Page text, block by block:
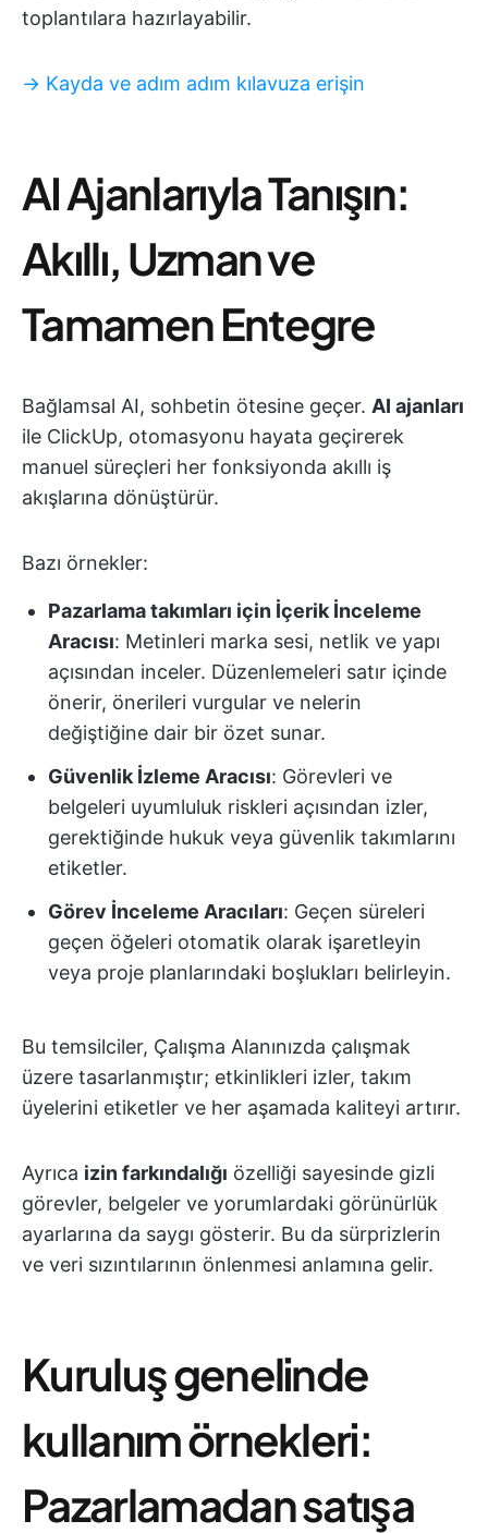
toplantılara hazırlayabilir.
→ Kayda ve adım adım kılavuza erişin
AI Ajanlarıyla Tanışın:
Akıllı, Uzman ve
Tamamen Entegre
Bağlamsal AI, sohbetin ötesine geçer. AI ajanları
ile ClickUp, otomasyonu hayata geçirerek
manuel süreçleri her fonksiyonda akıllı iş
akışlarına dönüştürür.
Bazı örnekler:
Pazarlama takımları için İçerik İnceleme
Aracısı: Metinleri marka sesi, netlik ve yapı
açısından inceler. Düzenlemeleri satır içinde
önerir, önerileri vurgular ve nelerin
değiştiğine dair bir özet sunar.
Güvenlik İzleme Aracısı: Görevleri ve
belgeleri uyumluluk riskleri açısından izler,
gerektiğinde hukuk veya güvenlik takımlarını
etiketler.
Görev İnceleme Aracıları: Geçen süreleri
geçen öğeleri otomatik olarak işaretleyin
veya proje planlarındaki boşlukları belirleyin.
Bu temsilciler, Çalışma Alanınızda çalışmak
üzere tasarlanmıştır; etkinlikleri izler, takım
üyelerini etiketler ve her aşamada kaliteyi artırır.
Ayrıca izin farkındalığı özelliği sayesinde gizli
görevler, belgeler ve yorumlardaki görünürlük
ayarlarına da saygı gösterir. Bu da sürprizlerin
ve veri sızıntılarının önlenmesi anlamına gelir.
Kuruluş genelinde
kullanım örnekleri:
Pazarlamadan satışa